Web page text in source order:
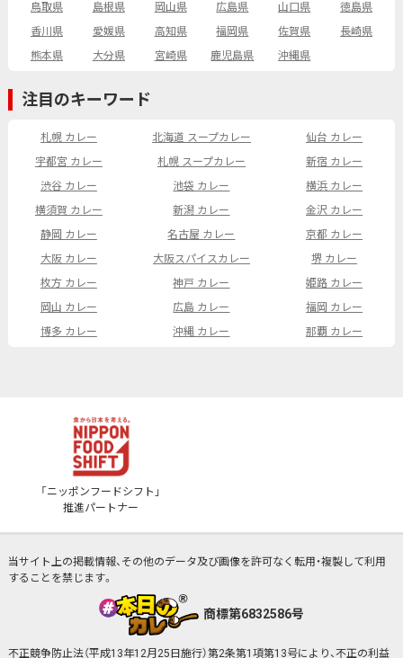
鳥取県
島根県 岡山県 広島県 山口県
徳島県
香川県
愛媛県 高知県 福岡県 佐賀県
長崎県
熊本県
大分県 宮崎県 鹿児島県 沖縄県
注目のキーワード
札幌 カレー 北海道 スープカレー
仙台 カレー
宇都宮 カレー
札幌 スープカレー
新宿 カレー
渋谷 カレー
池袋 カレー
横浜 カレー
横須賀 カレー
新潟 カレー
金沢 カレー
静岡 カレー
名古屋 カレー
京都 カレー
大阪 カレー
大阪スパイスカレー
堺 カレー
枚方 カレー
神戸 カレー
姫路 カレー
岡山 カレー
広島 カレー
福岡 カレー
博多 カレー
沖縄 カレー 那覇 カレー
「ニッポンフードシフト」
推進パートナー
当サイト上の掲載情報、その他のデータ及び画像を許可なく転用・複製して利用
することを禁じます。
商標第6832586号
不正競争防止法（平成13年12月25日施行）第2条第1項第13号により、不正の利益